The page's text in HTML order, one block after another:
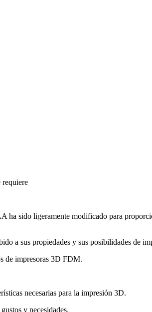
requiere
sido ligeramente modificado para
a sus propiedades y sus posibilidades de
de impresoras 3D FDM.
necesarias para la impresión 3D.
y necesidades.